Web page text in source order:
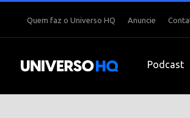
Quem faz o Universo HQ Anuncie
Podcast